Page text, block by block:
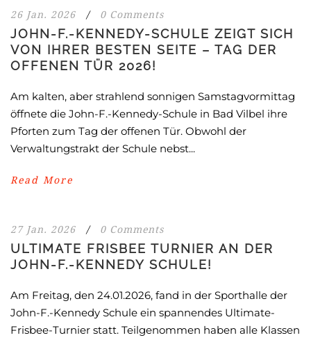
26 Jan. 2026 / 0 Comments
JOHN-F.-KENNEDY-SCHULE ZEIGT SICH
VON IHRER BESTEN SEITE – TAG DER
OFFENEN TÜR 2026!
Am kalten, aber strahlend sonnigen Samstagvormittag
öffnete die John-F.-Kennedy-Schule in Bad Vilbel ihre
Pforten zum Tag der offenen Tür. Obwohl der
Verwaltungstrakt der Schule nebst...
Read More
27 Jan. 2026 / 0 Comments
ULTIMATE FRISBEE TURNIER AN DER
JOHN-F.-KENNEDY SCHULE!
Am Freitag, den 24.01.2026, fand in der Sporthalle der
John-F.-Kennedy Schule ein spannendes Ultimate-
Frisbee-Turnier statt. Teilgenommen haben alle Klassen